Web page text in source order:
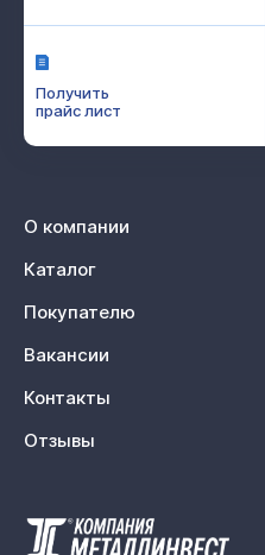
Получить
прайс лист
О компании
Каталог
Покупателю
Вакансии
Контакты
Отзывы